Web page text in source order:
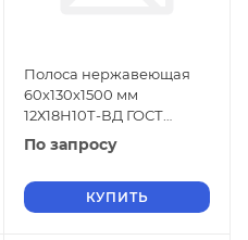
Полоса нержавеющая
60х130х1500 мм
12Х18Н10Т-ВД ГОСТ
18968-73
По запросу
КУПИТЬ